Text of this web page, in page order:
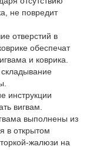
не повредит
отверстий в
обеспечат
и коврика.
вигвам.
выполнены из
в открытом
жалюзи на